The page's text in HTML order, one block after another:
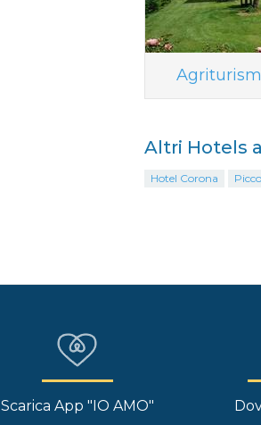
Altri Hotels
Hotel Corona
Scarica App "IO AMO"